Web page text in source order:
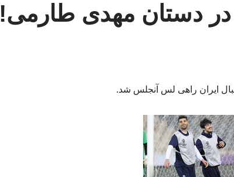
دستان مهدی طارمی!
ایران راهی لس آنجلس شد.